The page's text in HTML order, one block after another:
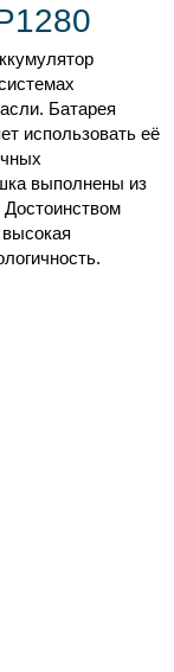
Батарея
использовать её
выполнены из
Достоинством